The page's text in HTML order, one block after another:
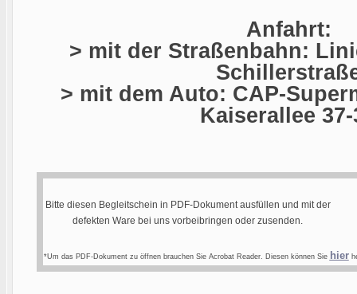
Anfahrt:
> mit der Straßenbahn:
> mit dem Auto: CAP-
Kaiserallee 37-
Bitte diesen Begleitschein in PDF-Dokument ausfüllen und mit der
defekten Ware bei uns vorbeibringen oder zusenden.
*Um das PDF-Dokument zu öffnen brauchen Sie Acrobat Reader. Diesen können Sie hier